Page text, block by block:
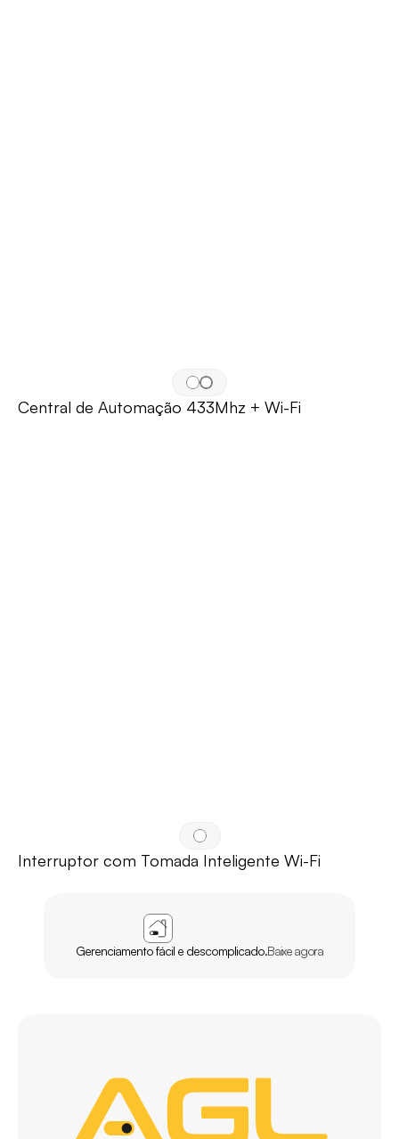
Central de Automação 433Mhz + Wi-Fi
Interruptor com Tomada Inteligente Wi-Fi
Gerenciamento fácil e descomplicado.Baixe agora